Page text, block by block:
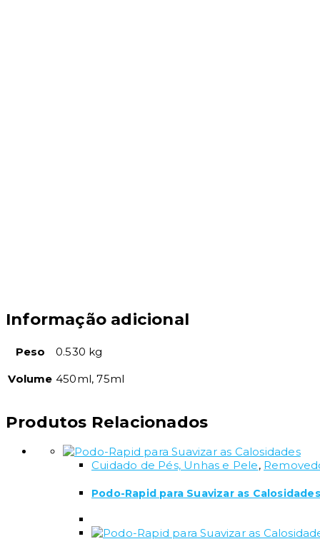
Informação adicional
Peso
0.530 kg
Volume 450ml, 75ml
Produtos Relacionados
Cuidado de Pés, Unhas e Pele,
Podo-Rapid para Suavizar as Calosidades